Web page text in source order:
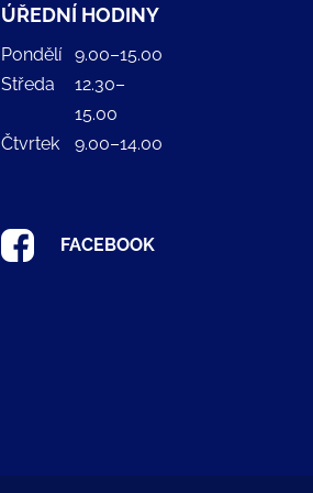
ÚŘEDNÍ HODINY
Pondělí
9.00–15.00
Středa
12.30–
15.00
Čtvrtek
9.00–14.00
FACEBOOK